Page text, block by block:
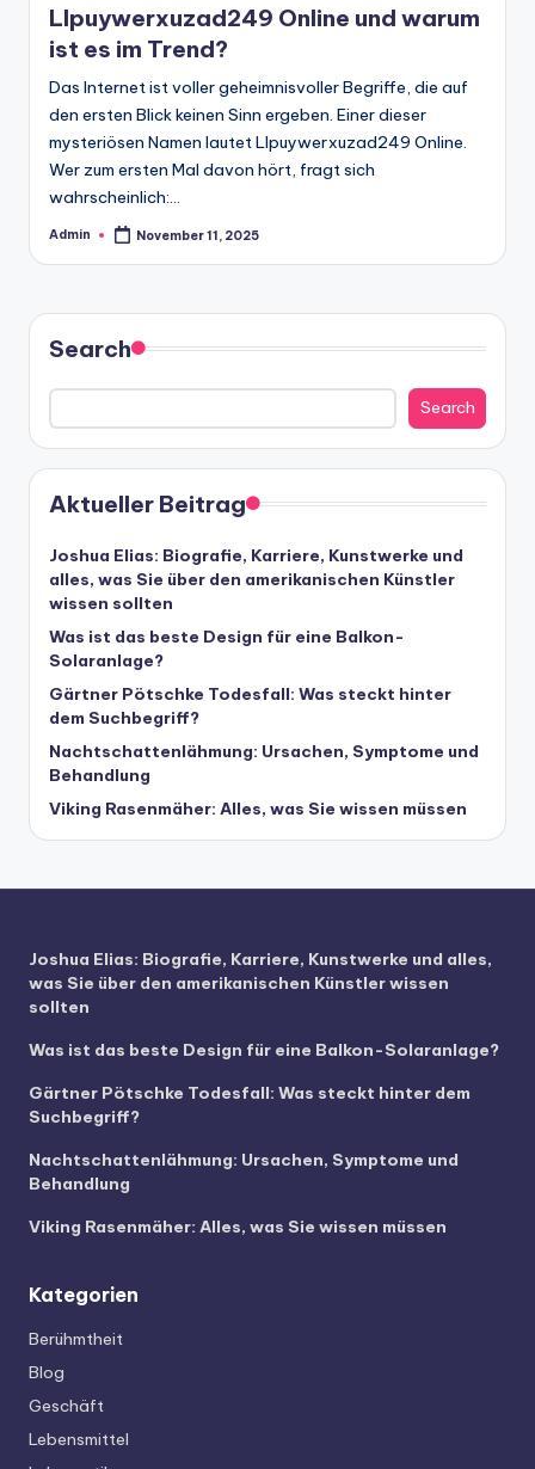
Llpuywerxuzad249 Online und warum
ist es im Trend?
Das Internet ist voller geheimnisvoller Begriffe, die auf
den ersten Blick keinen Sinn ergeben. Einer dieser
mysteriösen Namen lautet Llpuywerxuzad249 Online.
Wer zum ersten Mal davon hört, fragt sich
wahrscheinlich:…
Posted
Admin November 11, 2025
Search
Search
Aktueller Beitrag
Joshua Elias: Biografie, Karriere, Kunstwerke und
alles, was Sie über den amerikanischen Künstler
wissen sollten
Was ist das beste Design für eine Balkon-
Solaranlage?
Gärtner Pötschke Todesfall: Was steckt hinter
dem Suchbegriff?
Nachtschattenlähmung: Ursachen, Symptome und
Behandlung
Viking Rasenmäher: Alles, was Sie wissen müssen
Joshua Elias: Biografie, Karriere, Kunstwerke und alles,
was Sie über den amerikanischen Künstler wissen
sollten
Was ist das beste Design für eine Balkon-Solaranlage?
Gärtner Pötschke Todesfall: Was steckt hinter dem
Suchbegriff?
Nachtschattenlähmung: Ursachen, Symptome und
Behandlung
Viking Rasenmäher: Alles, was Sie wissen müssen
Kategorien
Berühmtheit
Blog
Geschäft
Lebensmittel